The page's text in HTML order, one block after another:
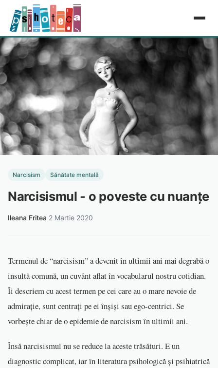
Narcisism Sănătate mentală
Narcisismul - o poveste cu nuanțe
Ileana Fritea 2 Martie 2020
Termenul de “narcisism” a devenit în ultimii ani mai degrabă o
insultă comună, un cuvânt aflat în vocabularul nostru cotidian.
Îi descriem cu acest termen pe cei care au o mare nevoie de
admirație, sunt centrați pe ei înșiși sau ego-centrici. Se
vorbește chiar de o epidemie de narcisism în ultimii ani.
Însă narcisismul nu se reduce la aceste trăsături. E un
diagnostic complicat, iar în literatura psihologică și psihiatrică